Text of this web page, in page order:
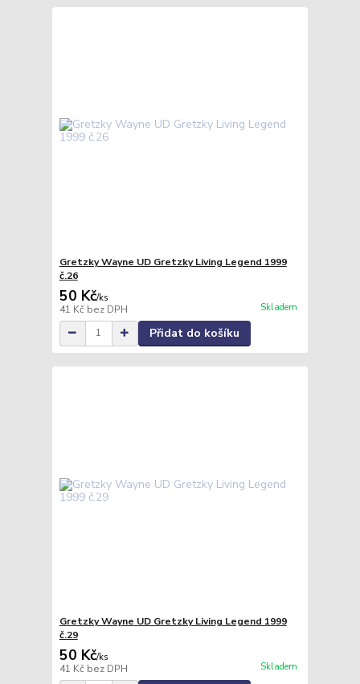
Gretzky Wayne UD Gretzky Living Legend 1999
č.26
50 Kč/ks
41 Kč bez DPH Skladem
Přidat do košíku
Gretzky Wayne UD Gretzky Living Legend 1999
č.29
50 Kč/ks
41 Kč bez DPH Skladem